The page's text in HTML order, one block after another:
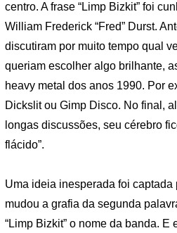
centro. A frase “Limp Bizkit” foi
William Frederick “Fred” Durst.
discutiram por muito tempo qual
queriam escolher algo brilhante,
heavy metal dos anos 1990. Por
Dickslit ou Gimp Disco. No final,
longas discussões, seu cérebro
flácido”.
Uma ideia inesperada foi captada
mudou a grafia da segunda
“Limp Bizkit” o nome da banda. E